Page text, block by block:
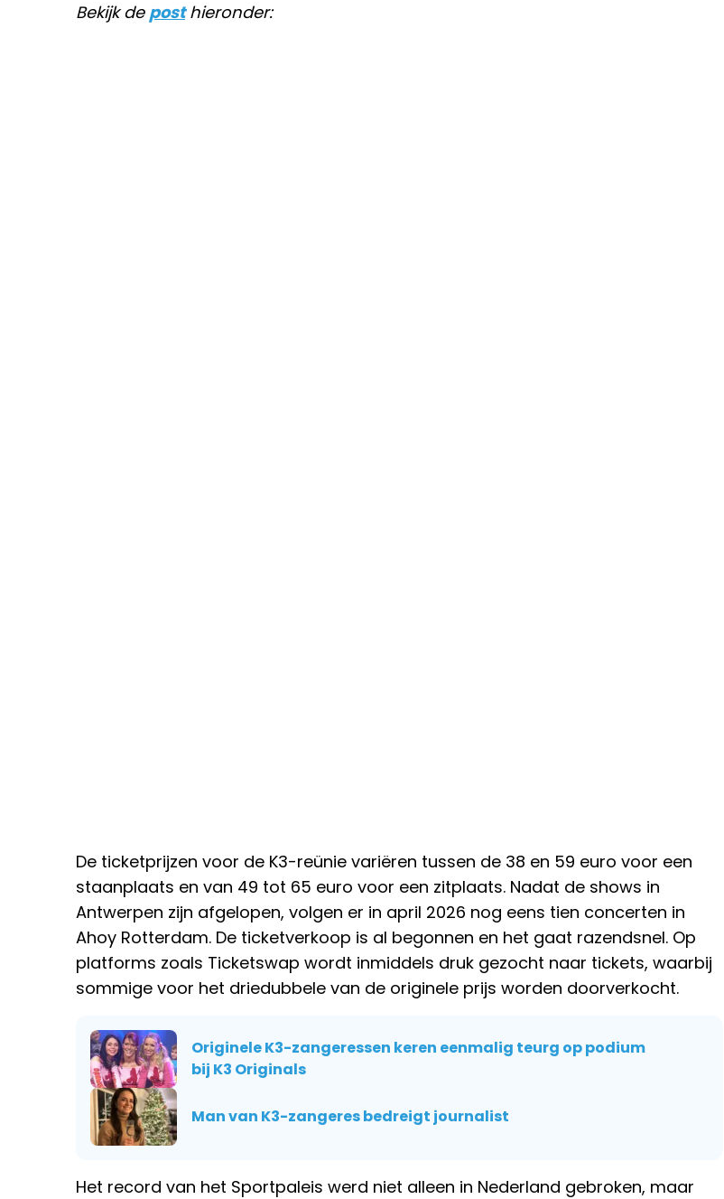
Bekijk de posthieronder:
De ticketprijzen voor de K3-reünie variëren tussen de 38 en 59 euro voor een
staanplaats en van 49 tot 65 euro voor een zitplaats. Nadat de shows in
Antwerpen zijn afgelopen, volgen er in april 2026 nog eens tien concerten in
Ahoy Rotterdam. De ticketverkoop is al begonnen en het gaat razendsnel. Op
platforms zoals Ticketswap wordt inmiddels druk gezocht naar tickets, waarbij
sommige voor het driedubbele van de originele prijs worden doorverkocht.
Originele K3-zangeressen keren eenmalig teurg op podium
bij K3 Originals
Man van K3-zangeres bedreigt journalist
Het record van het Sportpaleis werd niet alleen in Nederland gebroken, maar